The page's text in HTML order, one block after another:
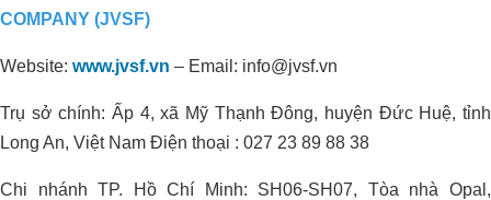
COMPANY (JVSF)
Website: www.jvsf.vn – Email: info@jvsf.vn
Trụ sở chính: Ấp 4, xã Mỹ Thạnh Đông, huyện Đức Huệ, tỉnh
Long An, Việt Nam Điện thoại : 027 23 89 88 38
Chi nhánh TP. Hồ Chí Minh: SH06-SH07, Tòa nhà Opal,